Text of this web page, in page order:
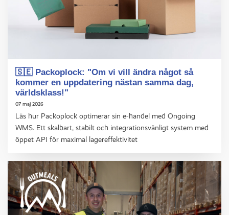
🇸🇪 Packoplock: "Om vi vill ändra något så
kommer en uppdatering nästan samma dag,
världsklass!"
07 maj 2026
Läs hur Packoplock optimerar sin e-handel med Ongoing
WMS. Ett skalbart, stabilt och integrationsvänligt system med
öppet API för maximal lagereffektivitet